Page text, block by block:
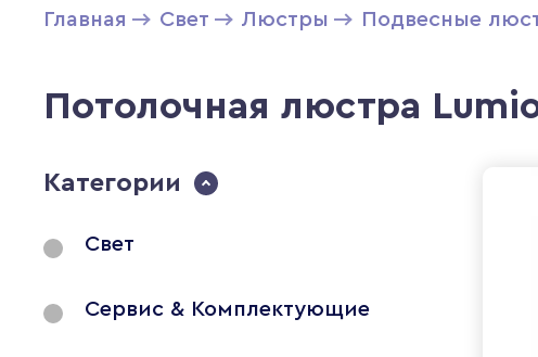
Главная Свет Люстры Подвесные
Потолочная люстра
Категории
Свет
Сервис & Комплектующие